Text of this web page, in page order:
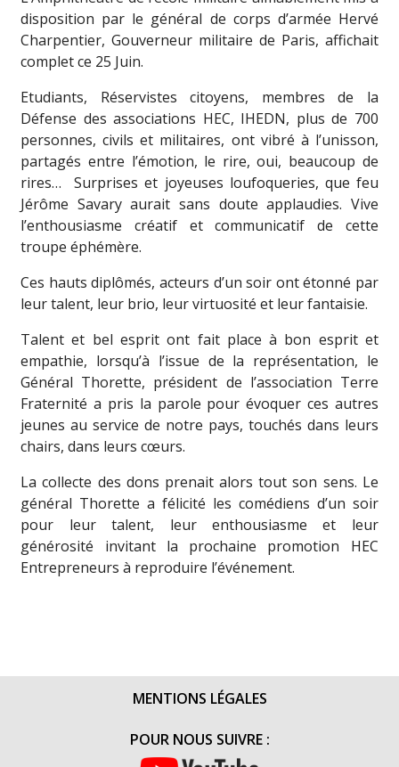
disposition par le général de corps d’armée Hervé
Charpentier, Gouverneur militaire de Paris, affichait
complet ce 25 Juin.
Etudiants, Réservistes citoyens, membres de la
Défense des associations HEC, IHEDN, plus de 700
personnes, civils et militaires, ont vibré à l’unisson,
partagés entre l’émotion, le rire, oui, beaucoup de
rires… Surprises et joyeuses loufoqueries, que feu
Jérôme Savary aurait sans doute applaudies. Vive
l’enthousiasme créatif et communicatif de cette
troupe éphémère.
Ces hauts diplômés, acteurs d’un soir ont étonné par
leur talent, leur brio, leur virtuosité et leur fantaisie.
Talent et bel esprit ont fait place à bon esprit et
empathie, lorsqu’à l’issue de la représentation, le
Général Thorette, président de l’association Terre
Fraternité a pris la parole pour évoquer ces autres
jeunes au service de notre pays, touchés dans leurs
chairs, dans leurs cœurs.
La collecte des dons prenait alors tout son sens. Le
général Thorette a félicité les comédiens d’un soir
pour leur talent, leur enthousiasme et leur
générosité invitant la prochaine promotion HEC
Entrepreneurs à reproduire l’événement.
MENTIONS LÉGALES
POUR NOUS SUIVRE :